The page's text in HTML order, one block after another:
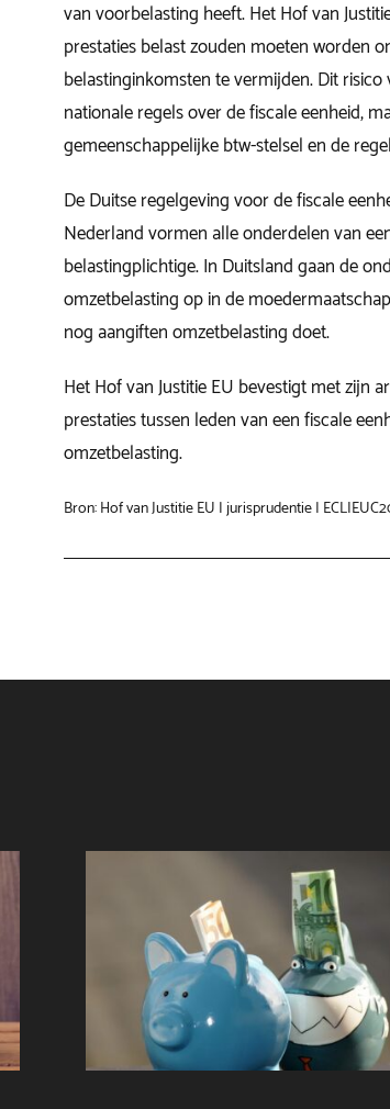
van voorbelasting heeft. Het Hof van
prestaties belast zouden moeten worden
belastinginkomsten te vermijden. Dit
nationale regels over de fiscale eenheid,
gemeenschappelijke btw-stelsel en de
De Duitse regelgeving voor de fiscale
Nederland vormen alle onderdelen van
belastingplichtige. In Duitsland gaan de
omzetbelasting op in de
nog aangiften omzetbelasting doet.
Het Hof van Justitie EU bevestigt met zijn
prestaties tussen leden van een fiscale
omzetbelasting.
Bron: Hof van Justitie EU | jurisprudentie |